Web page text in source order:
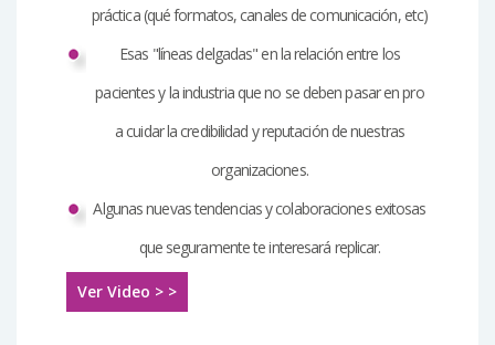
práctica (qué formatos, canales de comunicación, etc)
Esas "líneas delgadas" en la relación entre los
pacientes y la industria que no se deben pasar en pro
a cuidar la credibilidad y reputación de nuestras
organizaciones.
Algunas nuevas tendencias y colaboraciones exitosas
que seguramente te interesará replicar.
Ver Video > >